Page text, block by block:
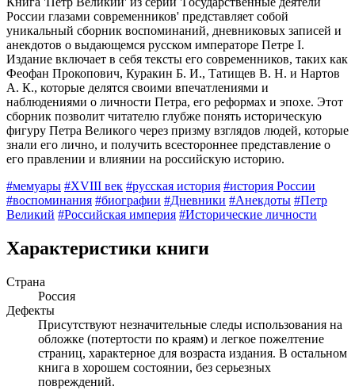
России глазами современников' представляет собой
уникальный сборник воспоминаний, дневниковых записей и
анекдотов о выдающемся русском императоре Петре I.
Издание включает в себя тексты его современников, таких как
Феофан Прокопович, Куракин Б. И., Татищев В. Н. и Нартов
А. К., которые делятся своими впечатлениями и
наблюдениями о личности Петра, его реформах и эпохе. Этот
сборник позволит читателю глубже понять историческую
фигуру Петра Великого через призму взглядов людей, которые
знали его лично, и получить всестороннее представление о
его правлении и влиянии на российскую историю.
#мемуары #XVIII век #русская история #история России
#воспоминания #биографии #Дневники #Анекдоты #Петр
Великий #Российская империя #Исторические личности
Характеристики книги
Страна
Россия
Дефекты
Присутствуют незначительные следы использования на
обложке (потертости по краям) и легкое пожелтение
страниц, характерное для возраста издания. В остальном
книга в хорошем состоянии, без серьезных
повреждений.